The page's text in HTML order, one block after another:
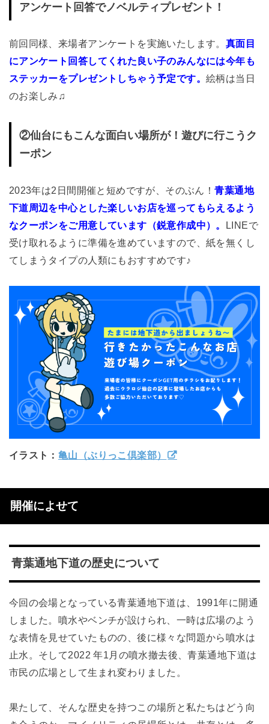
アンケート回答でノベルティプレゼント！
前回同様、来場者アンケートを実施いたします。 真面目
にアンケート回答してくれた良い子のみんなには今年も
ステッカーをプレゼントしちゃう予定です。絵柄は当日
のお楽しみ♫
②仙台にもこんな面白い場所が！遊びに行こうク
ーポン
2023年は2日間開催と短めですが、そのぶん！青葉通地
下道周辺を中心とした楽しいお店を巡ってもらえるよう
なクーポンをご用意しています（鋭意作成中）。 LINEで
受け取れるように準備を進めていますので、紙を無くし
てしまうタイプの人類にもおすすめです♪
イラスト： 亀山（ぶりっこ倶楽部）
開催によせて
青葉通地下道の歴史について
今回の会場となっている青葉通地下道は、1991年に開通
しました。噴水やベンチが設けられ、一時は広場のよう
な表情を見せていたものの、後に様々な問題から噴水は
止水。そして2022 年1月の噴水撤去後、青葉通地下道は
市民の広場として生まれ変わりました。
果たして、そんな歴史を持つこの場所と私たちはどう向